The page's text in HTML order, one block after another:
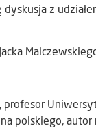
z
profesor
polskiego,